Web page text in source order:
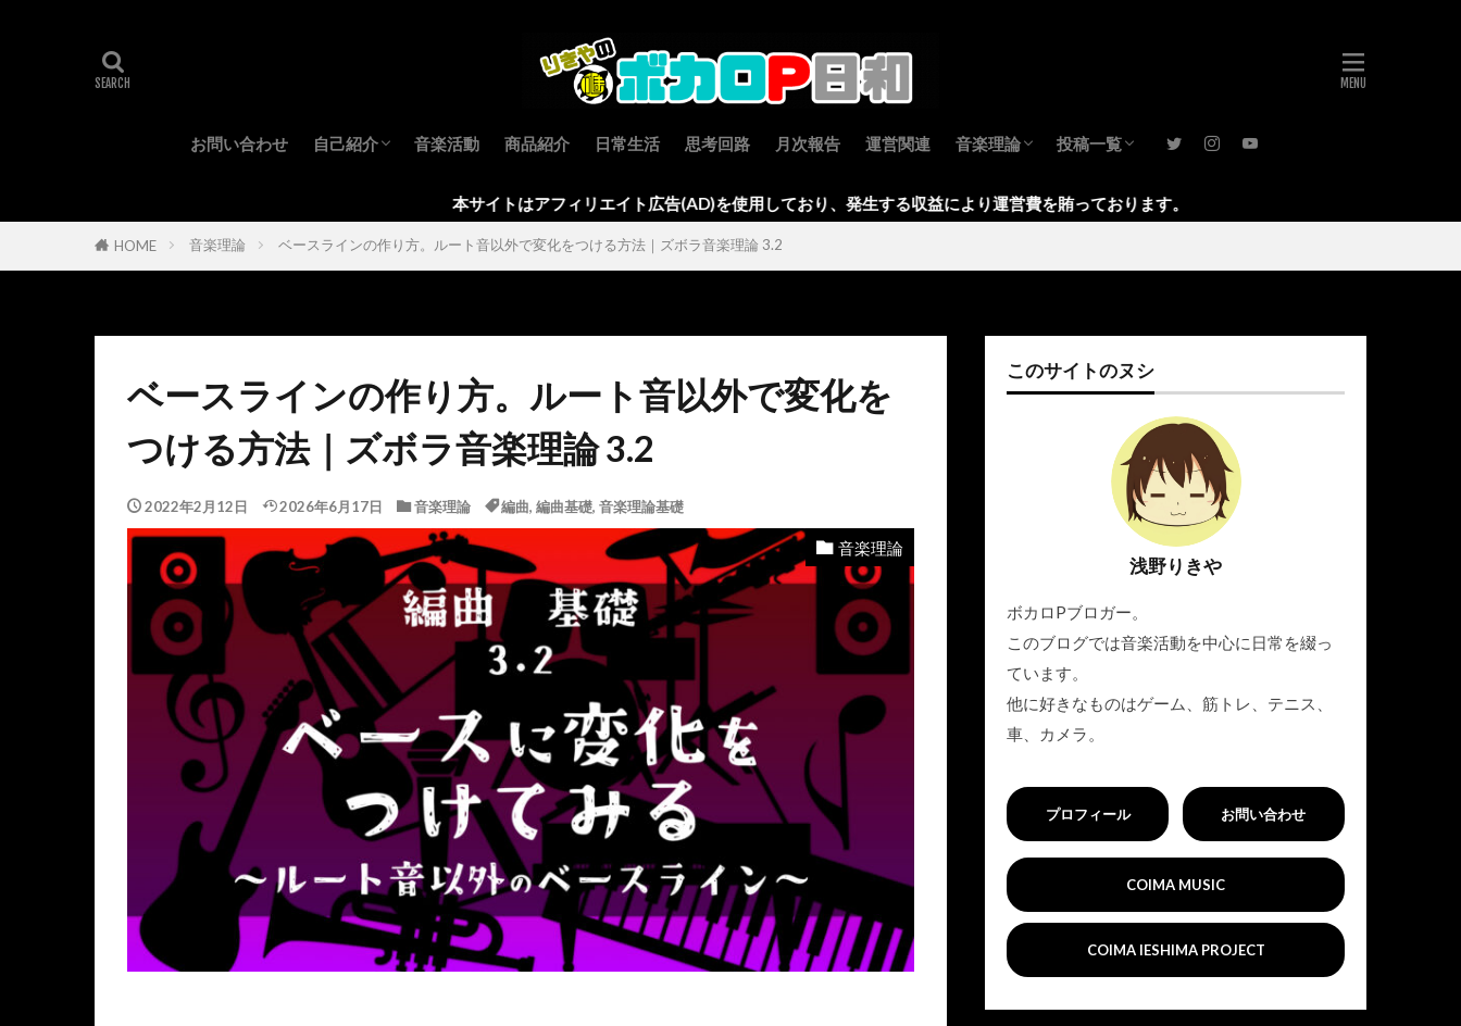
お問い合わせ 自己紹介 音楽活動 商品紹介 日常生活 思考回路 月次報告 運営関連 音楽理論
音楽理論(基礎)
音楽理論(発展)
投稿一覧
レビュー
音楽活動
考え方
ブログ運営
日記
月報
音楽理論
本サイトはアフィリエイト広告(AD)を使用しており、発生する収益により運営費を賄っております。
HOME 音楽理論 ベースラインの作り方。ルート音以外で変化をつける方法｜ズボラ音楽理論 3.2
ベースラインの作り方。ルート音以外で変化を
つける方法｜ズボラ音楽理論 3.2
2022年2月12日 2026年6月17日 音楽理論 編曲, 編曲基礎, 音楽理論基礎
音楽理論
このサイトのヌシ
浅野りきや
ボカロPブロガー。
このブログでは音楽活動を中心に日常を綴っ
ています。
他に好きなものはゲーム、筋トレ、テニス、
車、カメラ。
プロフィール お問い合わせ
COIMA MUSIC
COIMA IESHIMA PROJECT